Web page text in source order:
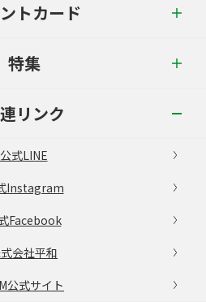
トカード
特集
リンク
公式LINE
Instagram
Facebook
会社平和
公式サイト